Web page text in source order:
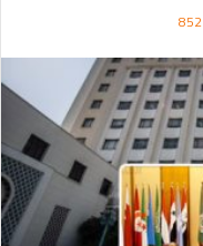
852